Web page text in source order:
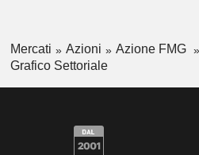
Mercati Azioni Azione FMG
Grafico Settoriale